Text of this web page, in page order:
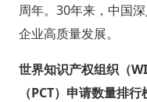
周年。30年来，中国
企业高质量发展。
世界知识产权组织（
（PCT）申请数量排